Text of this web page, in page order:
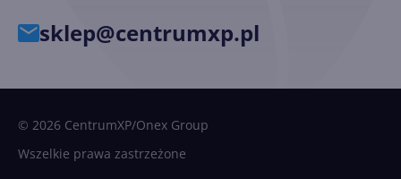
sklep@centrumxp.pl
© 2026 CentrumXP/Onex Group
Wszelkie prawa zastrzeżone